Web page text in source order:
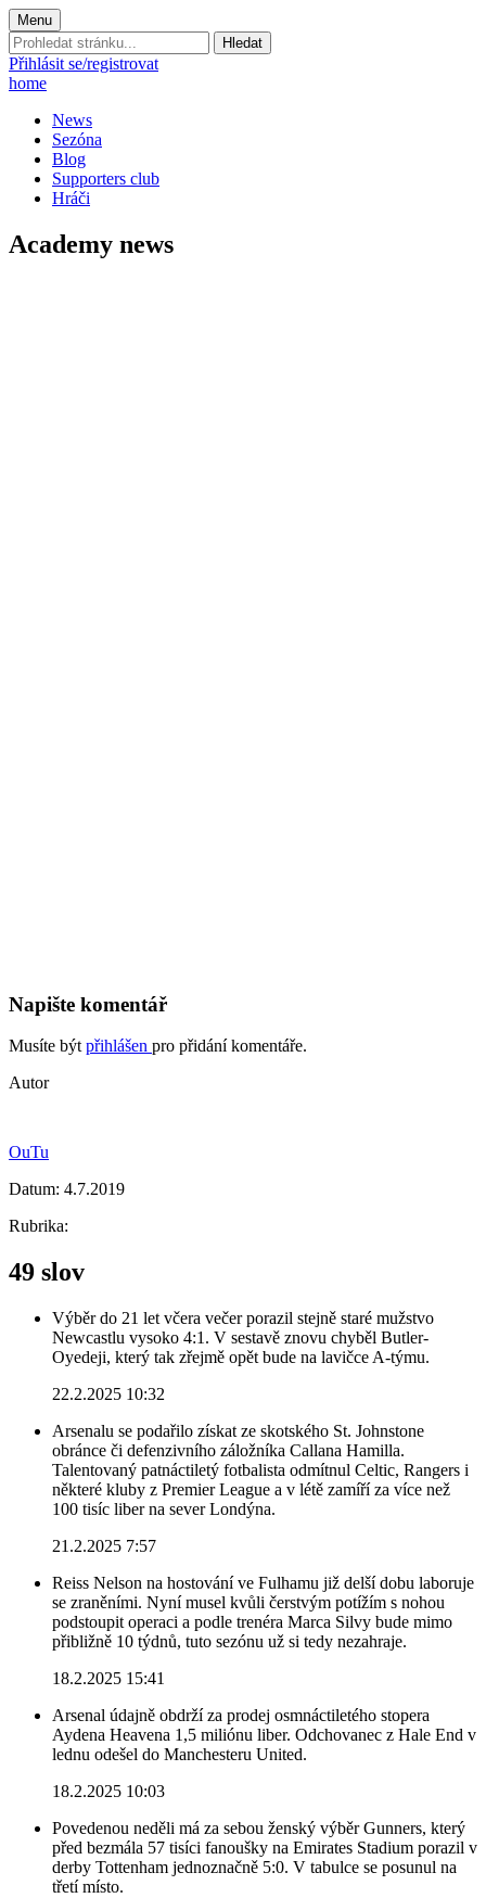
Menu
Prohledat
stránku:
Přihlásit se/registrovat
home
News
Sezóna
Blog
Supporters club
Hráči
Academy news
Napište komentář
Musíte být přihlášen pro přidání komentáře.
Autor
OuTu
Datum: 4.7.2019
Rubrika:
49 slov
Výběr do 21 let včera večer porazil stejně staré mužstvo
Newcastlu vysoko 4:1. V sestavě znovu chyběl Butler-
Oyedeji, který tak zřejmě opět bude na lavičce A-týmu.
22.2.2025 10:32
Arsenalu se podařilo získat ze skotského St. Johnstone
obránce či defenzivního záložníka Callana Hamilla.
Talentovaný patnáctiletý fotbalista odmítnul Celtic, Rangers i
některé kluby z Premier League a v létě zamíří za více než
100 tisíc liber na sever Londýna.
21.2.2025 7:57
Reiss Nelson na hostování ve Fulhamu již delší dobu laboruje
se zraněními. Nyní musel kvůli čerstvým potížím s nohou
podstoupit operaci a podle trenéra Marca Silvy bude mimo
přibližně 10 týdnů, tuto sezónu už si tedy nezahraje.
18.2.2025 15:41
Arsenal údajně obdrží za prodej osmnáctiletého stopera
Aydena Heavena 1,5 miliónu liber. Odchovanec z Hale End v
lednu odešel do Manchesteru United.
18.2.2025 10:03
Povedenou neděli má za sebou ženský výběr Gunners, který
před bezmála 57 tisíci fanoušky na Emirates Stadium porazil v
derby Tottenham jednoznačně 5:0. V tabulce se posunul na
třetí místo.